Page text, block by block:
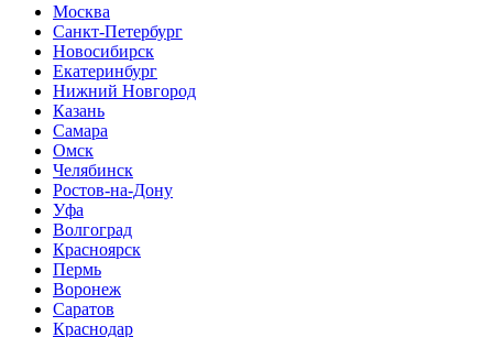
Москва
Санкт-Петербург
Новосибирск
Екатеринбург
Нижний Новгород
Казань
Самара
Омск
Челябинск
Ростов-на-Дону
Уфа
Волгоград
Красноярск
Пермь
Воронеж
Саратов
Краснодар